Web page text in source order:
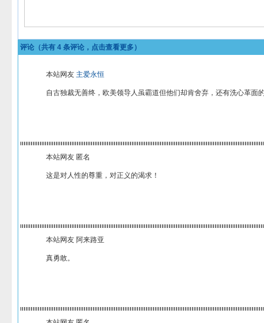
评论（共有 4 条评论，点击查看更多）
本站网友 主爱永恒
自古独裁无善终，欧美领导人虽霸道但他们却肯舍弃，还有洗心革面
本站网友 匿名
这是对人性的尊重，对正义的渴求！
本站网友 阿来路亚
真勇敢。